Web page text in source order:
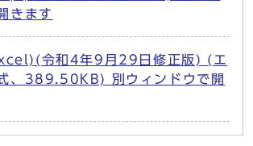
きます
令和4年9月29日修正版) (エ
、389.50KB) 別ウィンドウで開